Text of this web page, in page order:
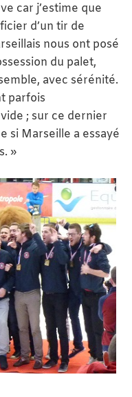
car j’estime que
d’un tir de
nous ont posé
du palet,
avec sérénité.
parfois
; sur ce dernier
si Marseille a essayé
»